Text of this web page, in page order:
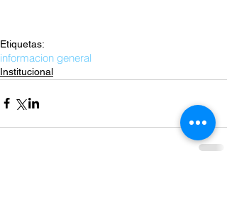
Etiquetas:
informacion general
Institucional